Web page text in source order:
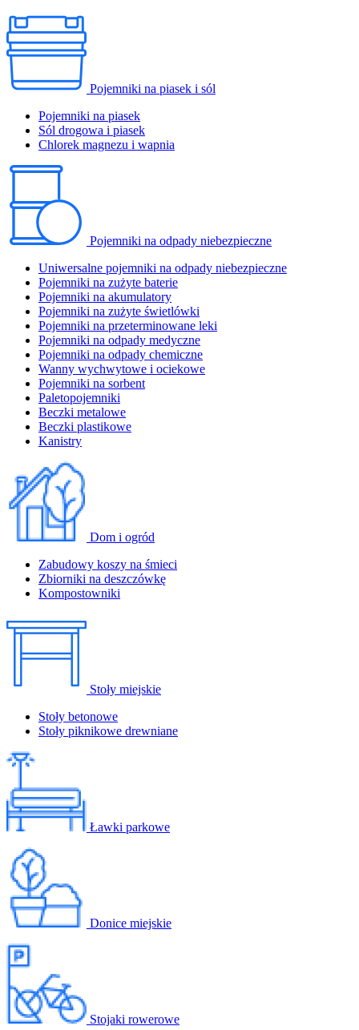
Pojemniki na piasek i sól
Pojemniki na piasek
Sól drogowa i piasek
Chlorek magnezu i wapnia
Pojemniki na odpady niebezpieczne
Uniwersalne pojemniki na odpady niebezpieczne
Pojemniki na zużyte baterie
Pojemniki na akumulatory
Pojemniki na zużyte świetlówki
Pojemniki na przeterminowane leki
Pojemniki na odpady medyczne
Pojemniki na odpady chemiczne
Wanny wychwytowe i ociekowe
Pojemniki na sorbent
Paletopojemniki
Beczki metalowe
Beczki plastikowe
Kanistry
Dom i ogród
Zabudowy koszy na śmieci
Zbiorniki na deszczówkę
Kompostowniki
Stoły miejskie
Stoły betonowe
Stoły piknikowe drewniane
Ławki parkowe
Donice miejskie
Stojaki rowerowe